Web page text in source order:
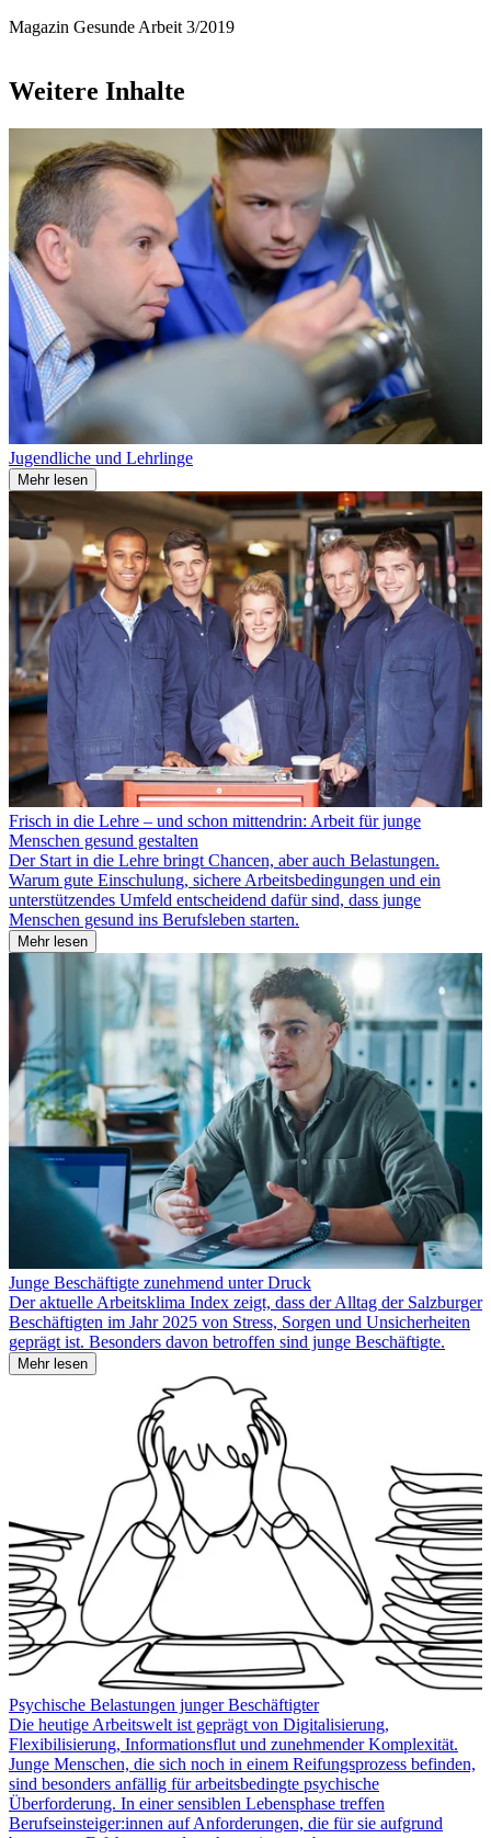
Magazin Gesunde Arbeit 3/2019
Weitere Inhalte
Jugendliche und Lehrlinge
Mehr lesen
Frisch in die Lehre – und schon mittendrin: Arbeit für junge
Menschen gesund gestalten
Der Start in die Lehre bringt Chancen, aber auch Belastungen.
Warum gute Einschulung, sichere Arbeitsbedingungen und ein
unterstützendes Umfeld entscheidend dafür sind, dass junge
Menschen gesund ins Berufsleben starten.
Mehr lesen
Junge Beschäftigte zunehmend unter Druck
Der aktuelle Arbeitsklima Index zeigt, dass der Alltag der Salzburger
Beschäftigten im Jahr 2025 von Stress, Sorgen und Unsicherheiten
geprägt ist. Besonders davon betroffen sind junge Beschäftigte.
Mehr lesen
Psychische Belastungen junger Beschäftigter
Die heutige Arbeitswelt ist geprägt von Digitalisierung,
Flexibilisierung, Informationsflut und zunehmender Komplexität.
Junge Menschen, die sich noch in einem Reifungsprozess befinden,
sind besonders anfällig für arbeitsbedingte psychische
Überforderung. In einer sensiblen Lebensphase treffen
Berufseinsteiger:innen auf Anforderungen, die für sie aufgrund